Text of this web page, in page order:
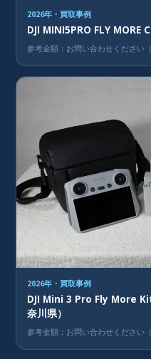
2026年・買取事例
DJI MINI5PRO FLY MORE
参考金額：お問い合わせください（
2026年・買取事例
DJI Mini 3 Pro Fly More
奈川県）
参考金額：お問い合わせください（